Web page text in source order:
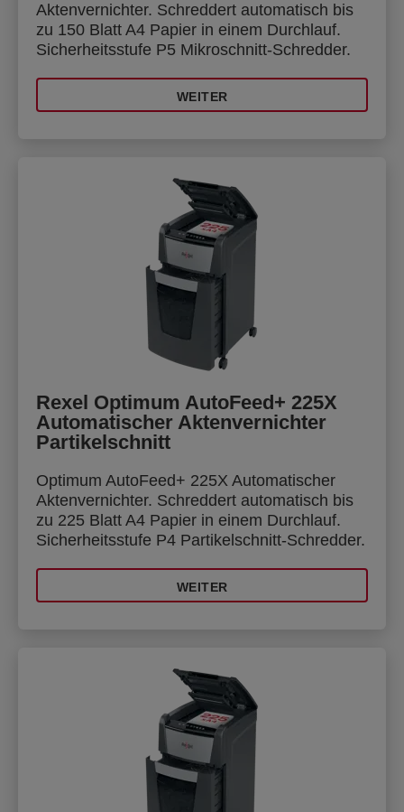
Aktenvernichter. Schreddert automatisch bis
zu 150 Blatt A4 Papier in einem Durchlauf.
Sicherheitsstufe P5 Mikroschnitt-Schredder.
WEITER
Rexel Optimum AutoFeed+ 225X
Automatischer Aktenvernichter
Partikelschnitt
Optimum AutoFeed+ 225X Automatischer
Aktenvernichter. Schreddert automatisch bis
zu 225 Blatt A4 Papier in einem Durchlauf.
Sicherheitsstufe P4 Partikelschnitt-Schredder.
WEITER